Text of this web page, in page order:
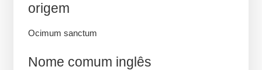
origem
Ocimum sanctum
Nome comum inglês